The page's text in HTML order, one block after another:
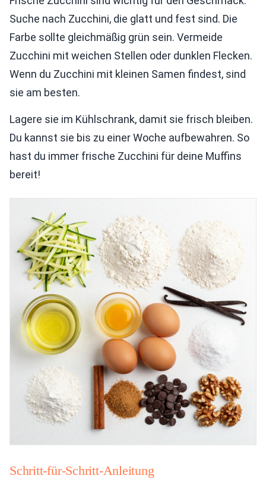
Suche nach Zucchini, die glatt und fest sind. Die
Farbe sollte gleichmäßig grün sein. Vermeide
Zucchini mit weichen Stellen oder dunklen Flecken.
Wenn du Zucchini mit kleinen Samen findest, sind
sie am besten.
Lagere sie im Kühlschrank, damit sie frisch bleiben.
Du kannst sie bis zu einer Woche aufbewahren. So
hast du immer frische Zucchini für deine Muffins
bereit!
Schritt-für-Schritt-Anleitung